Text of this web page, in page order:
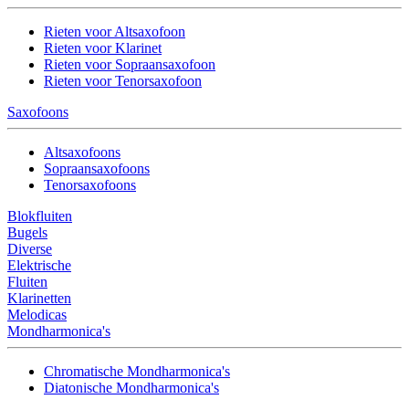
Rieten voor Altsaxofoon
Rieten voor Klarinet
Rieten voor Sopraansaxofoon
Rieten voor Tenorsaxofoon
Saxofoons
Altsaxofoons
Sopraansaxofoons
Tenorsaxofoons
Blokfluiten
Bugels
Diverse
Elektrische
Fluiten
Klarinetten
Melodicas
Mondharmonica's
Chromatische Mondharmonica's
Diatonische Mondharmonica's